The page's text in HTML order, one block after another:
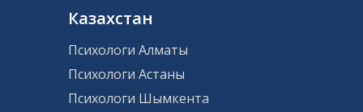
Казахстан
Психологи Алматы
Психологи Астаны
Психологи Шымкента